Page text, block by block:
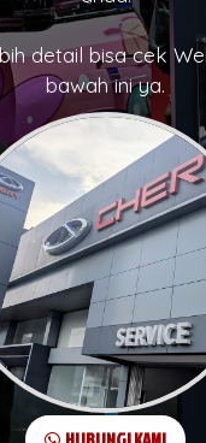
detail bisa cek
bawah ini ya.